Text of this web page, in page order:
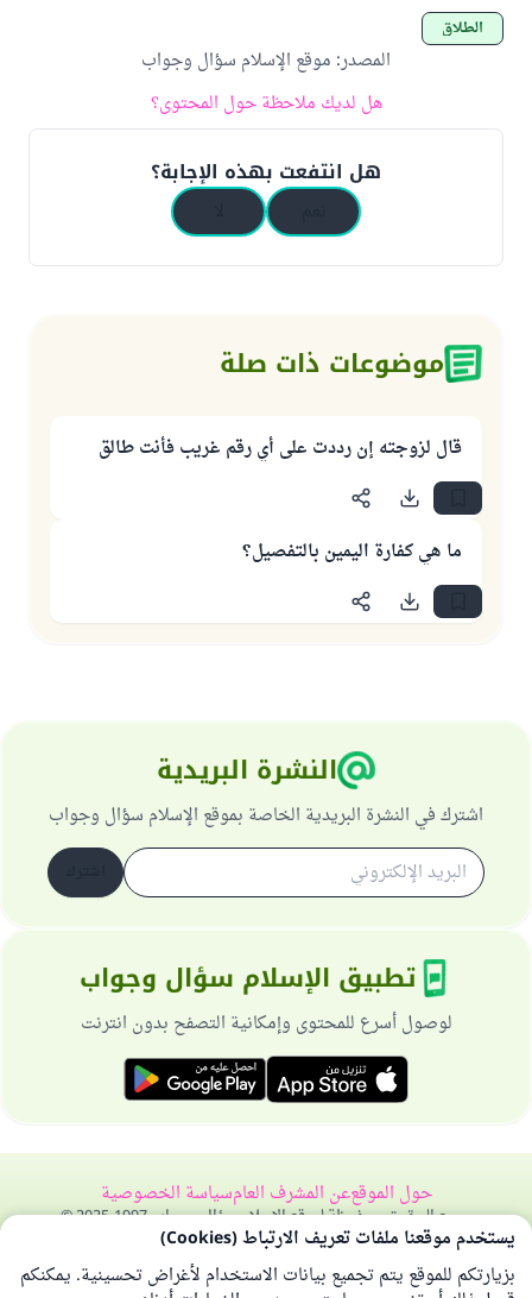
الطلاق
المصدر: موقع الإسلام سؤال وجواب
هل لديك ملاحظة حول المحتوى؟
هل انتفعت بهذه الإجابة؟
موضوعات ذات صلة
قال لزوجته إن رددت على أي رقم غريب فأنت طالق
ما هي كفارة اليمين بالتفصيل؟
النشرة البريدية
اشترك في النشرة البريدية الخاصة بموقع الإسلام سؤال وجواب
تطبيق الإسلام سؤال وجواب
لوصول أسرع للمحتوى وإمكانية التصفح بدون انترنت
حول الموقععن المشرف العامسياسة الخصوصية
جميع الحقوق محفوظة لموقع الإسلام سؤال وجواب 1997-2025 ©
يستخدم موقعنا ملفات تعريف الارتباط (Cookies)
بزيارتكم للموقع يتم تجميع بيانات الاستخدام لأغراض تحسينية. يمكنكم